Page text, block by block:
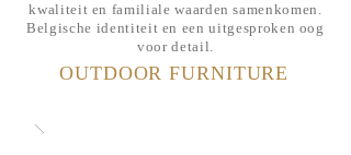
kwaliteit en familiale waarden samenkomen.
Belgische identiteit en een uitgesproken oog
voor detail.
OUTDOOR FURNITURE